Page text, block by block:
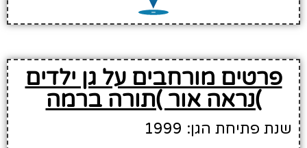
פרטים מורחבים על גן ילדים
)נראה אור )תורה ברמה
שנת פתיחת הגן: 1999